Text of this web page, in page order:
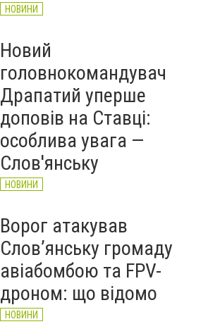
НОВИНИ
Новий
головнокомандувач
Драпатий уперше
доповів на Ставці:
особлива увага —
Слов'янську
НОВИНИ
Ворог атакував
Слов’янську громаду
авіабомбою та FPV-
дроном: що відомо
НОВИНИ